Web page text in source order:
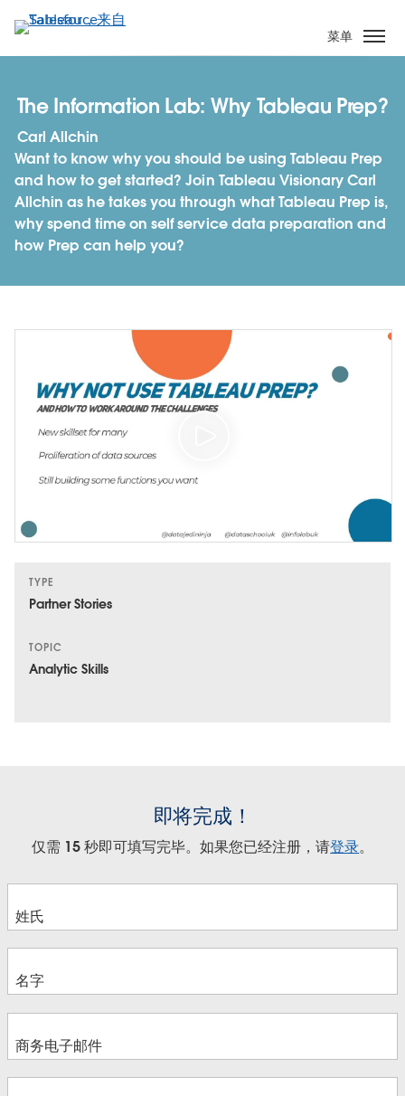
转
到
菜单
The Information Lab: Why Tableau Prep?
Carl Allchin
Want to know why you should be using Tableau Prep
and how to get started? Join Tableau Visionary Carl
Allchin as he takes you through what Tableau Prep is,
why spend time on self service data preparation and
how Prep can help you?
TYPE
Partner Stories
TOPIC
Analytic Skills
即将完成！
仅需 15 秒即可填写完毕。如果您已经注册，请登录。